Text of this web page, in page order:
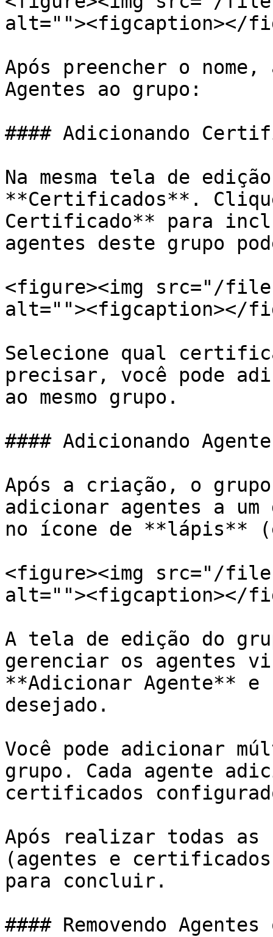
alt=""><figcaption></
Após preencher o
Agentes ao grupo:
#### Adicionando
Na mesma tela de
**Certificados**.
Certificado** para
agentes deste grupo
<figure><img src="/
alt=""><figcaption></
Selecione qual
precisar, você pode
ao mesmo grupo.
#### Adicionando
Após a criação, o
adicionar agentes a
no ícone de **lápis**
<figure><img src="/files/
alt=""><figcaption></
A tela de edição do
gerenciar os agentes
**Adicionar Agente** e
desejado.
Você pode adicionar
grupo. Cada agente
certificados
Após realizar todas as
(agentes e
para concluir.
#### Removendo